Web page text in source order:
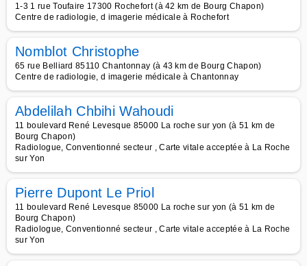
1-3 1 rue Toufaire 17300 Rochefort (à 42 km de Bourg Chapon)
Centre de radiologie, d imagerie médicale à Rochefort
Nomblot Christophe
65 rue Belliard 85110 Chantonnay (à 43 km de Bourg Chapon)
Centre de radiologie, d imagerie médicale à Chantonnay
Abdelilah Chbihi Wahoudi
11 boulevard René Levesque 85000 La roche sur yon (à 51 km de
Bourg Chapon)
Radiologue, Conventionné secteur , Carte vitale acceptée à La Roche
sur Yon
Pierre Dupont Le Priol
11 boulevard René Levesque 85000 La roche sur yon (à 51 km de
Bourg Chapon)
Radiologue, Conventionné secteur , Carte vitale acceptée à La Roche
sur Yon